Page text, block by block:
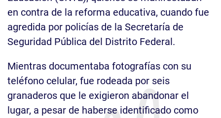
en contra de la reforma educativa, cuando fue
agredida por policías de la Secretaría de
Seguridad Pública del Distrito Federal.
Mientras documentaba fotografías con su
teléfono celular, fue rodeada por seis
granaderos que le exigieron abandonar el
lugar, a pesar de haberse identificado como